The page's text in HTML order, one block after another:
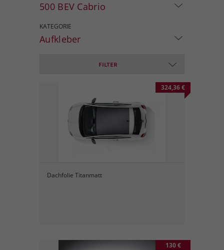
500 BEV Cabrio
KATEGORIE
Aufkleber
FILTER
324,36 €
Dachfolie Titanmatt
130 €